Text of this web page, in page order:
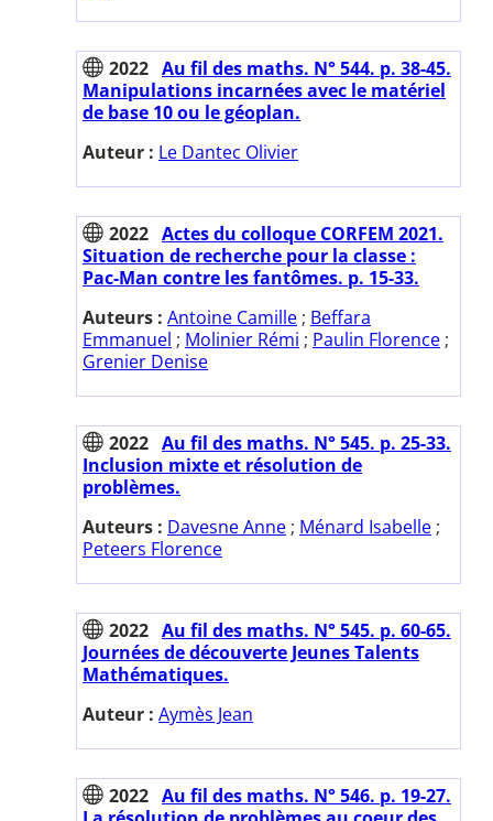
2022 Au fil des maths. N° 544. p. 38-45.
Manipulations incarnées avec le matériel
de base 10 ou le géoplan.
Auteur : Le Dantec Olivier
2022 Actes du colloque CORFEM 2021.
Situation de recherche pour la classe :
Pac-Man contre les fantômes. p. 15-33.
Auteurs : Antoine Camille ; Beffara
Emmanuel ; Molinier Rémi ; Paulin Florence ;
Grenier Denise
2022 Au fil des maths. N° 545. p. 25-33.
Inclusion mixte et résolution de
problèmes.
Auteurs : Davesne Anne ; Ménard Isabelle ;
Peteers Florence
2022 Au fil des maths. N° 545. p. 60-65.
Journées de découverte Jeunes Talents
Mathématiques.
Auteur : Aymès Jean
2022 Au fil des maths. N° 546. p. 19-27.